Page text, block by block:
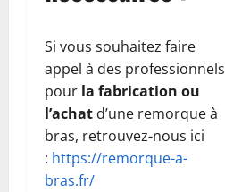
Si vous souhaitez faire
appel à des professionnels
pour la fabrication ou
l’achat d’une remorque à
bras, retrouvez-nous ici
: https://remorque-a-
bras.fr/